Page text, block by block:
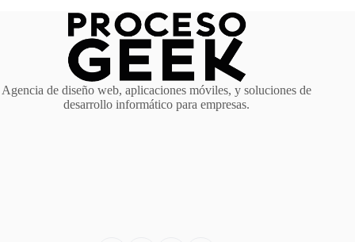
Agencia de diseño web, aplicaciones móviles, y soluciones de
desarrollo informático para empresas.